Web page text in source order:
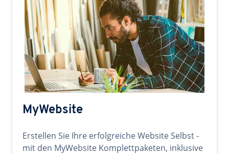
MyWebsite
Erstellen Sie Ihre erfolgreiche Website Selbst -
mit den MyWebsite Komplettpaketen, inklusive